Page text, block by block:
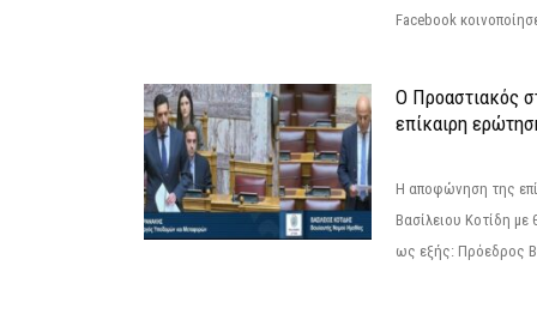
Facebook
Ο Προαστιακός
επίκαιρη
Η αποφώνηση της
Βασίλειου Κοτίδη με
ως εξής: Πρόεδρος